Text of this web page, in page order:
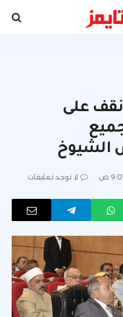
على
الشيوخ
لا توجد تعليقات